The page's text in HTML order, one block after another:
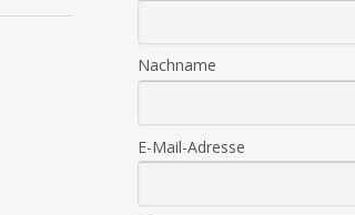
Nachname
E-Mail-Adresse